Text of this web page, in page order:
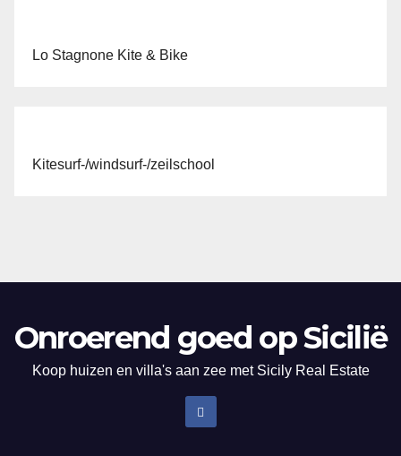
Lo Stagnone Kite & Bike
Kitesurf-/windsurf-/zeilschool
Onroerend goed op Sicilië
Koop huizen en villa's aan zee met Sicily Real Estate